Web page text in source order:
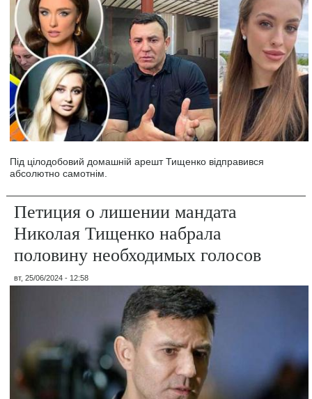
Під цілодобовий домашній арешт Тищенко відправився
абсолютно самотнім.
Петиция о лишении мандата
Николая Тищенко набрала
половину необходимых голосов
вт, 25/06/2024 - 12:58